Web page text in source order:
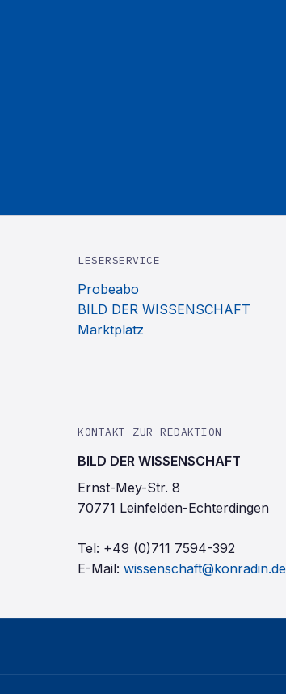
LESERSERVICE
Probeabo
BILD DER WISSENSCHAFT
Marktplatz
KONTAKT ZUR REDAKTION
BILD DER WISSENSCHAFT
Ernst-Mey-Str. 8
70771 Leinfelden-Echterdingen
Tel: +49 (0)711 7594-392
E-Mail: wissenschaft@konradin.de